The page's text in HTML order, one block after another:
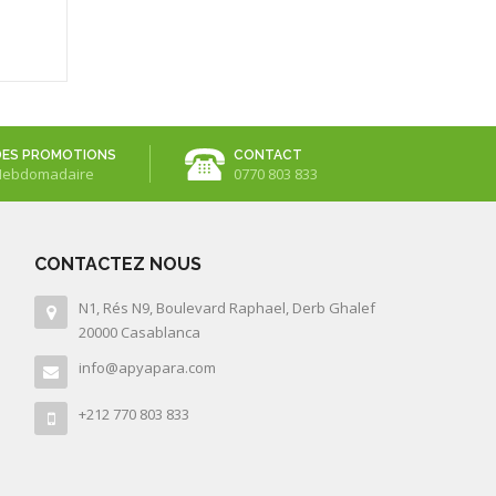
PROMOTIONS CONTACT
0770 803 833
CONTACTEZ NOUS
N1, Rés N9, Boulevard Raphael, Derb Ghalef
20000 Casablanca
info@apyapara.com
+212 770 803 833